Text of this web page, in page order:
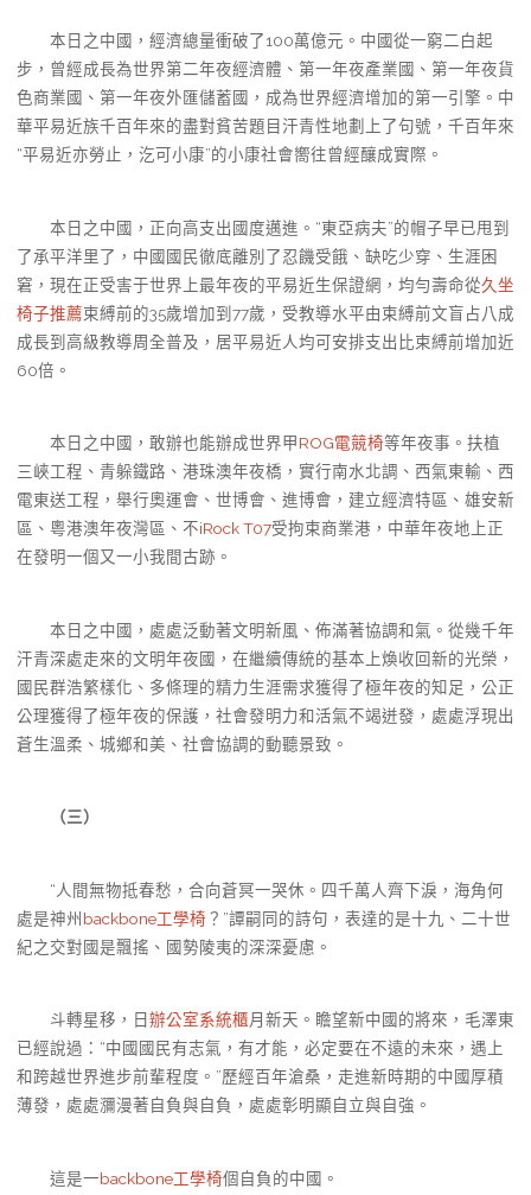
本日之中國，經濟總量衝破了100萬億元。中國從一窮二白起
步，曾經成長為世界第二年夜經濟體、第一年夜產業國、第一年夜貨
色商業國、第一年夜外匯儲蓄國，成為世界經濟增加的第一引擎。中
華平易近族千百年來的盡對貧苦題目汗青性地劃上了句號，千百年來
“平易近亦勞止，汔可小康”的小康社會嚮往曾經釀成實際。
本日之中國，正向高支出國度邁進。“東亞病夫”的帽子早已甩到
了承平洋里了，中國國民徹底離別了忍饑受餓、缺吃少穿、生涯困
窘，現在正受害于世界上最年夜的平易近生保證網，均勻壽命從久坐
椅子推薦束縛前的35歲增加到77歲，受教導水平由束縛前文盲占八成
成長到高級教導周全普及，居平易近人均可安排支出比束縛前增加近
60倍。
本日之中國，敢辦也能辦成世界甲ROG電競椅等年夜事。扶植
三峽工程、青躲鐵路、港珠澳年夜橋，實行南水北調、西氣東輸、西
電東送工程，舉行奧運會、世博會、進博會，建立經濟特區、雄安新
區、粵港澳年夜灣區、不iRock T07受拘束商業港，中華年夜地上正
在發明一個又一小我間古跡。
本日之中國，處處泛動著文明新風、佈滿著協調和氣。從幾千年
汗青深處走來的文明年夜國，在繼續傳統的基本上煥收回新的光榮，
國民群浩繁樣化、多條理的精力生涯需求獲得了極年夜的知足，公正
公理獲得了極年夜的保護，社會發明力和活氣不竭迸發，處處浮現出
蒼生溫柔、城鄉和美、社會協調的動聽景致。
（三）
“人間無物抵春愁，合向蒼冥一哭休。四千萬人齊下淚，海角何
處是神州backbone工學椅 ？”譚嗣同的詩句，表達的是十九、二十世
紀之交對國是飄搖、國勢陵夷的深深憂慮。
斗轉星移，日 辦公室系統櫃月新天。瞻望新中國的將來，毛澤東
已經說過：“中國國民有志氣，有才能，必定要在不遠的未來，遇上
和跨越世界進步前輩程度。”歷經百年滄桑，走進新時期的中國厚積
薄發，處處瀰漫著自負與自負，處處彰明顯自立與自強。
這是一backbone工學椅個自負的中國。